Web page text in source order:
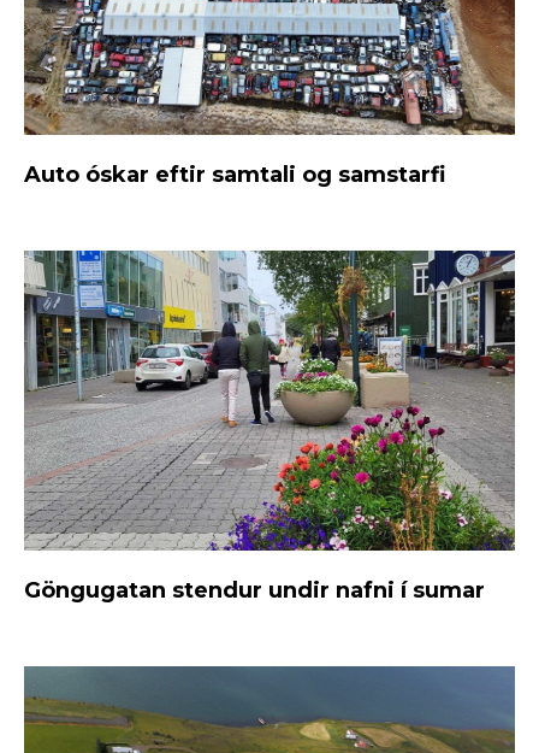
Auto óskar eftir samtali og samstarfi
Göngugatan stendur undir nafni í sumar